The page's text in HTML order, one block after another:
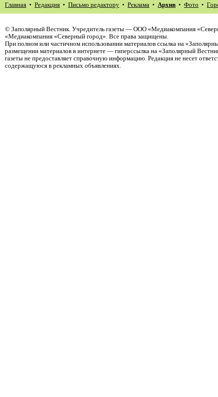
Главная • Редакция • Письмо редактору • Реклама • Архив • Фото •
© Заполярный Вестник. Учредитель газеты — ООО «Медиакомпания
«Медиакомпания «Северный город». Все права защищены.
При полном или частичном использовании материалов ссылка на
размещении материалов в интернете — гиперссылка на «Заполярный
газеты не предоставляет справочную информацию. Редакция не несет
содержащуюся в рекламных объявлениях.